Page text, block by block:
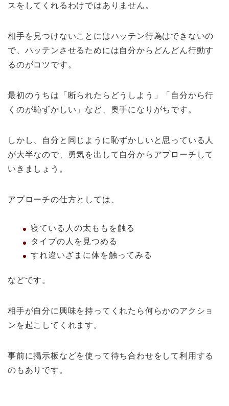
スをしてくれるわけではありません。
相手を見つけないことにはハッテン行為はできないの
で、ハッテンさせるためには自分からどんどん行動す
るのがコツです。
最初のうちは「断られたらどうしよう」「自分から行
くのが恥ずかしい」など、奥手になりがちです。
しかし、自分と同じように恥ずかしいと思っている人
が大半なので、勇気を出して自分からアプローチして
いきましょう。
アプローチの仕方としては、
寝ている人の太ももを触る
タイプの人を見つめる
すれ違いざまに体を触ってみる
などです。
相手が自分に興味を持ってくれたら何らかのアクショ
ンを起こしてくれます。
事前に掲示板などを使って待ち合わせをして利用する
のもありです。